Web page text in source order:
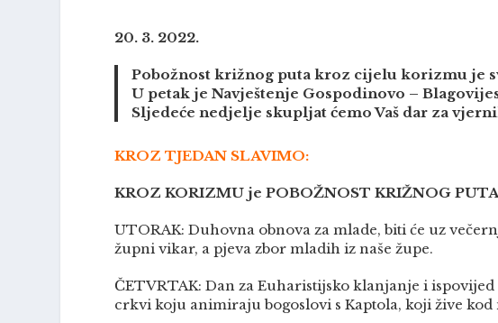
20. 3. 2022.
Pobožnost križnog puta kroz cijelu korizmu je
U petak je Navještenje Gospodinovo –
Sljedeće nedjelje skupljat ćemo Vaš dar za
KROZ TJEDAN SLAVIMO:
KROZ KORIZMU je POBOŽNOST KRIŽNOG PUTA
UTORAK: Duhovna obnova za mlade, biti će uz
župni vikar, a pjeva zbor mladih iz naše župe.
ČETVRTAK: Dan za Euharistijsko klanjanje i
crkvi koju animiraju bogoslovi s Kaptola, koji žive kod